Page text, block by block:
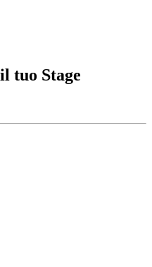
tuo Stage